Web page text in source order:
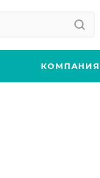
КОМПАНИЯ